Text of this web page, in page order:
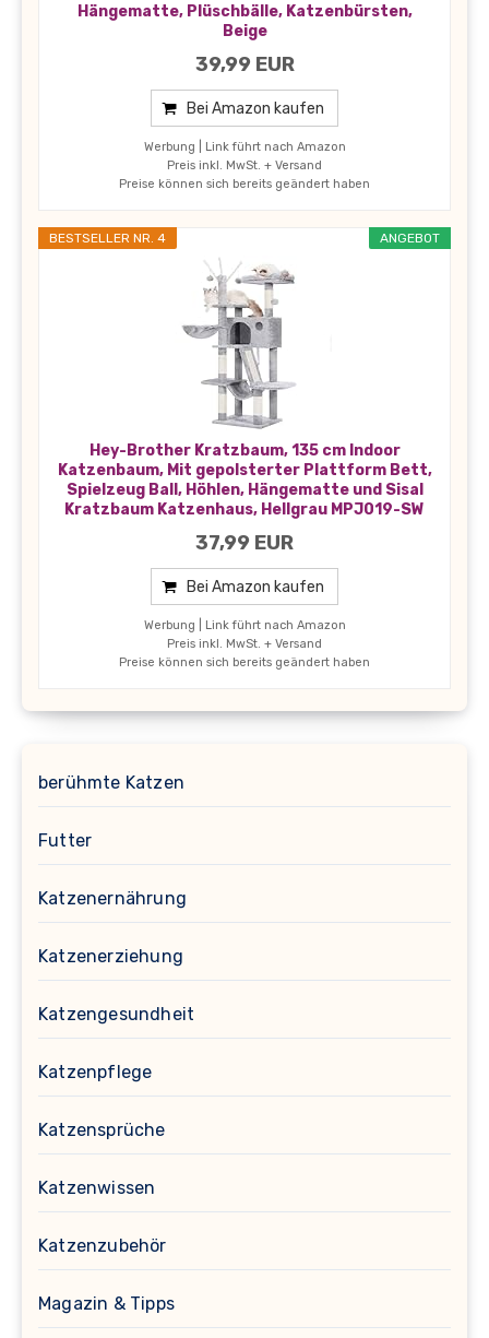
Hängematte, Plüschbälle, Katzenbürsten,
Beige
39,99 EUR
Bei Amazon kaufen
Werbung | Link führt nach Amazon
Preis inkl. MwSt. + Versand
Preise können sich bereits geändert haben
ANGEBOT
BESTSELLER NR. 4
Hey-Brother Kratzbaum, 135 cm Indoor
Katzenbaum, Mit gepolsterter Plattform Bett,
Spielzeug Ball, Höhlen, Hängematte und Sisal
Kratzbaum Katzenhaus, Hellgrau MPJ019-SW
37,99 EUR
Bei Amazon kaufen
Werbung | Link führt nach Amazon
Preis inkl. MwSt. + Versand
Preise können sich bereits geändert haben
berühmte Katzen
Futter
Katzenernährung
Katzenerziehung
Katzengesundheit
Katzenpflege
Katzensprüche
Katzenwissen
Katzenzubehör
Magazin & Tipps